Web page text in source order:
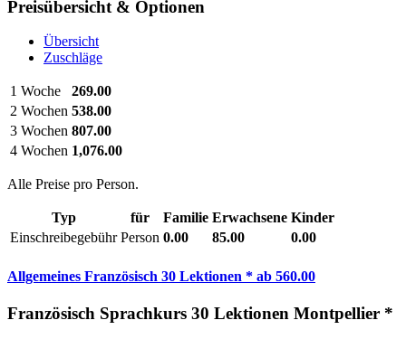
Preisübersicht & Optionen
Übersicht
Zuschläge
1 Woche
269.00
2 Wochen 538.00
3 Wochen 807.00
4 Wochen 1,076.00
Alle Preise pro Person.
Typ für Familie Erwachsene Kinder
Einschreibegebühr Person 0.00 85.00 0.00
Allgemeines Französisch 30 Lektionen * ab 560.00
Französisch Sprachkurs 30 Lektionen Montpellier *